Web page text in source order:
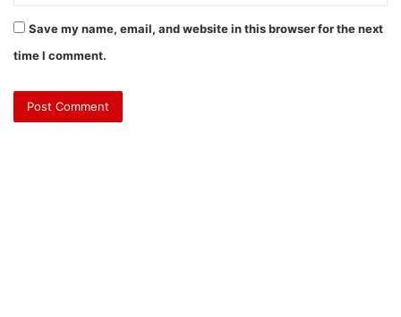
Save my name, email, and website in this browser for the next
time I comment.